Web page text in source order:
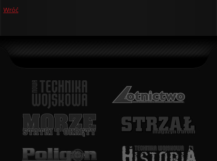
Wróć